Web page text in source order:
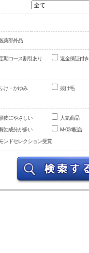
薬部外品
期コース割引あり 返金保証付き
け・かゆみ 抜け毛
皮にやさしい
人気商品
効成分が多い
M-034配合
ンドセレクション受賞